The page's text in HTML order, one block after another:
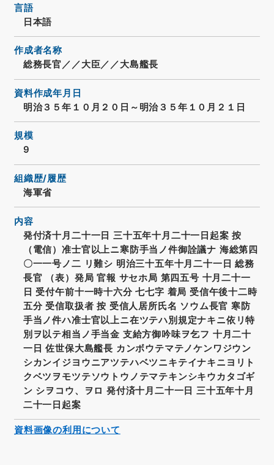
言語
日本語
作成者名称
総務長官／／大臣／／大島艦長
資料作成年月日
明治３５年１０月２０日～明治３５年１０月２１日
規模
9
組織歴/履歴
海軍省
内容
発付済十月二十一日 三十五年十月二十一日起案 按
（電信）准士官以上ニ寒防手当ノ件御詮議ナ 海総第四
〇一一号ノ二 リ難シ 明治三十五年十月二十一日 総務
長官 （表）発局 官報 サセホ局 第四五号 十月二十一
日 受付午前十一時十六分 七七字 着局 受信午後十二時
五分 受信取扱者 按 受信人居所氏名 ソウム長官 寒防
手当ノ件ハ准士官以上ニ在ツテハ別規定ナキニ依リ特
別ヲ以テ相当ノ手当金 支給方御吟味ヲ乞フ 十月二十
一日 佐世保大島艦長 カンボウテマテノケンワジウン
シカンイジヨウニアツテハベツニキテイナキニヨリト
クベツヲモツテソウトウノテマテキンシキウカタゴギ
ン シヲコウ、ヲロ 発付済十月二十一日 三十五年十月
二十一日起案
資料画像の利用について